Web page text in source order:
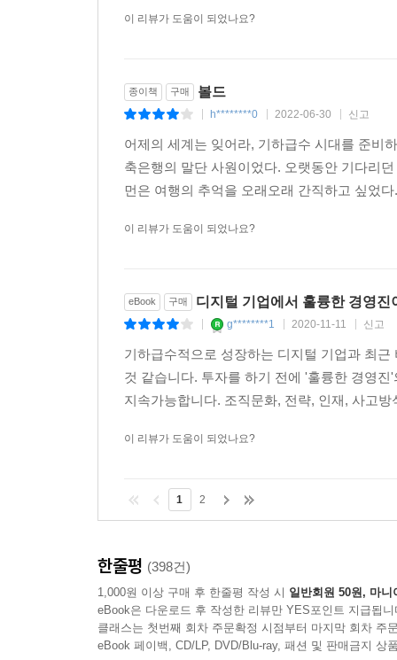
이 리뷰가 도움이 되었나요?
종이책 구매 볼드
h********0 2022-06-30 신고
어제의 세계는 잊어라, 기하급수 시대를 준비
축은행의 말단 사원이었다. 오랫동안 기다리
먼은 여행의 추억을 오래오래 간직하고 싶었
이 리뷰가 도움이 되었나요?
eBook 구매 디지털 기업에서 훌륭한 경영진
g********1 2020-11-11 신고
기하급수적으로 성장하는 디지털 기업과 최
것 같습니다. 투자를 하기 전에 '훌륭한 경영
지속가능합니다. 조직문화, 전략, 인재, 사고
이 리뷰가 도움이 되었나요?
1 2
한줄평 (398건)
1,000원 이상 구매 후 한줄평 작성 시 일반회원 50원, 마니
eBook은 다운로드 후 작성한 리뷰만 YES포인트 지급됩니
클래스는 첫번째 회차 주문확정 시점부터 마지막 회차 주
eBook 페이백, CD/LP, DVD/Blu-ray, 패션 및 판매금지 상